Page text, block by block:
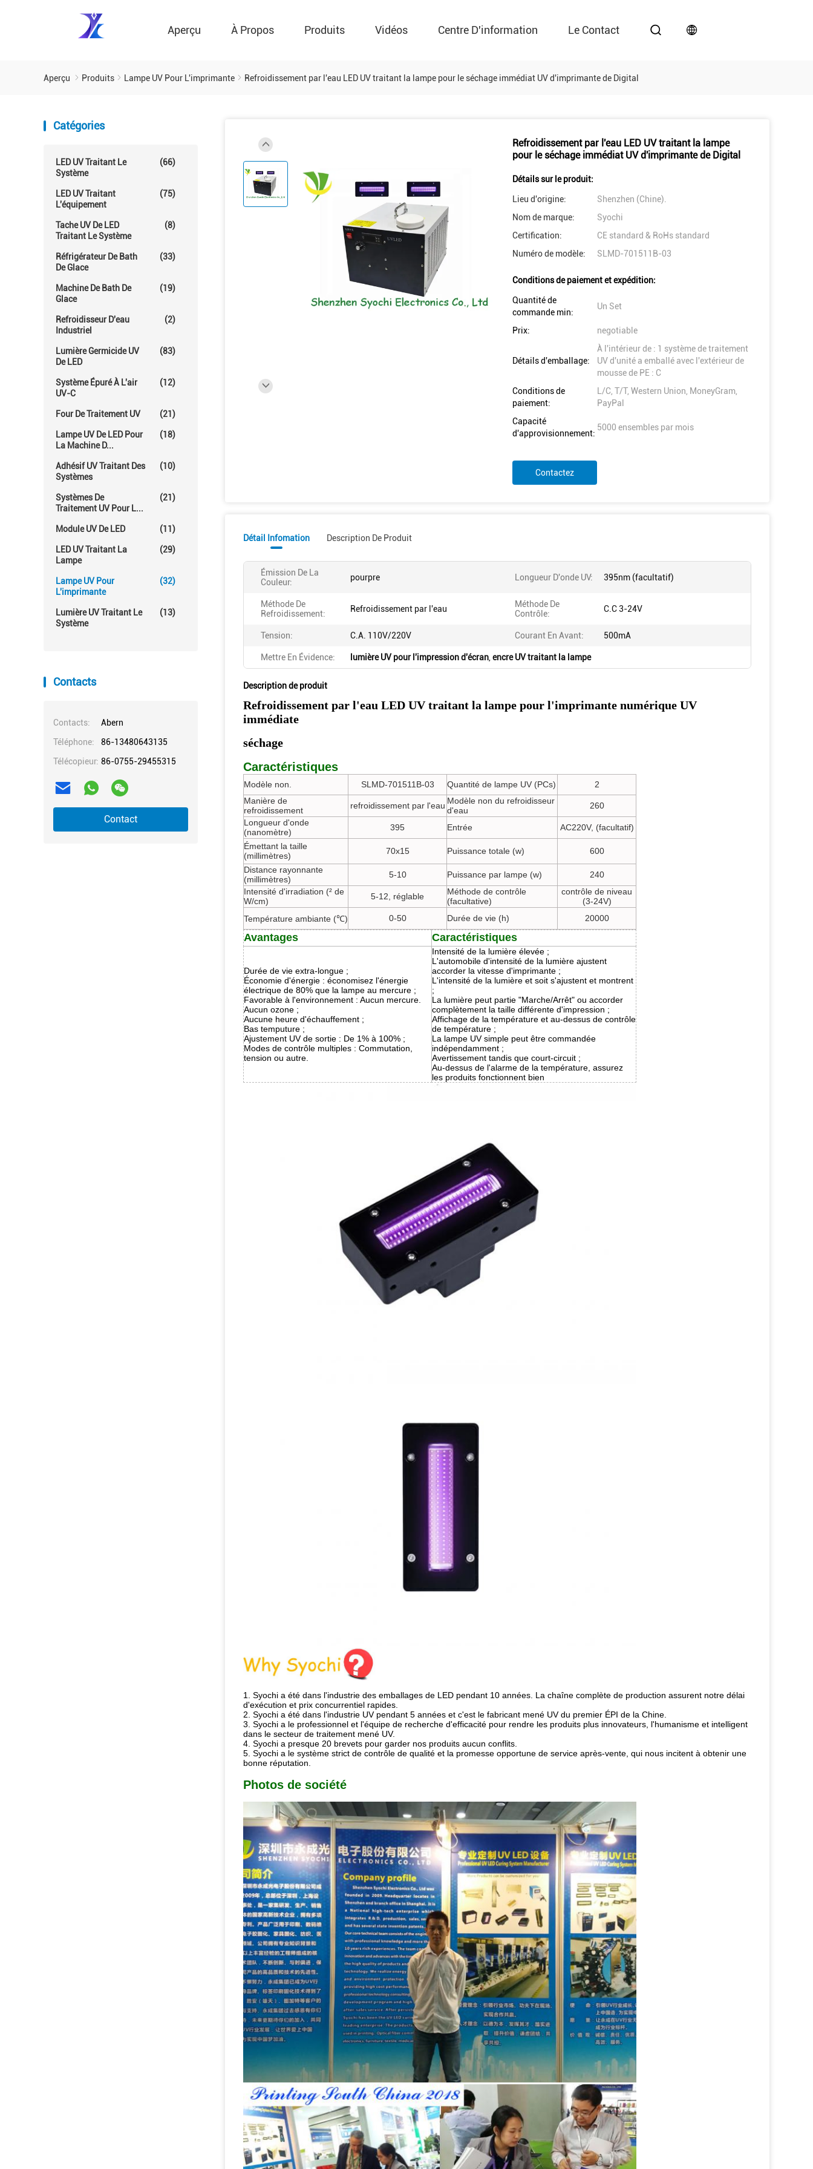
Aperçu À Propos Produits Vidéos Centre D'information Le Contact
Aperçu Produits Lampe UV Pour L'imprimante Refroidissement par l'eau LED UV traitant la lampe pour le séchage immédiat UV d'imprimante de Digital
Catégories
LED UV Traitant Le
Système
(66)
LED UV Traitant
L'équipement
(75)
Tache UV De LED
Traitant Le Système
(8)
Réfrigérateur De Bath
De Glace
(33)
Machine De Bath De
Glace
(19)
Refroidisseur D'eau
Industriel
(2)
Lumière Germicide UV
De LED
(83)
Système Épuré À L'air
UV-C
(12)
Four De Traitement UV (21)
Lampe UV De LED Pour
La Machine D...
(18)
Adhésif UV Traitant Des
Systèmes
(10)
Systèmes De
Traitement UV Pour L...
(21)
Module UV De LED (11)
LED UV Traitant La
Lampe
(29)
Lampe UV Pour
L'imprimante
(32)
Lumière UV Traitant Le
Système
(13)
Contacts
Contacts:
Abern
Téléphone:
86-13480643135
Télécopieur: 86-0755-29455315
Contact
Refroidissement par l'eau LED UV traitant la lampe
pour le séchage immédiat UV d'imprimante de Digital
Détails sur le produit:
Lieu d'origine:
Shenzhen (Chine).
Nom de marque:
Syochi
Certification:
CE standard & RoHs standard
Numéro de modèle:
SLMD-701511B-03
Conditions de paiement et expédition:
Quantité de
commande min:
Un Set
Prix: negotiable
Détails d'emballage:
À l'intérieur de : 1 système de traitement
UV d'unité a emballé avec l'extérieur de
mousse de PE : C
Conditions de
paiement:
L/C, T/T, Western Union, MoneyGram,
PayPal
Capacité
d'approvisionnement:
5000 ensembles par mois
Contactez
Détail Infomation Description De Produit
Émission De La
Couleur:
pourpre Longueur D'onde UV: 395nm (facultatif)
Méthode De
Refroidissement:
Refroidissement par l'eau
Méthode De
Contrôle:
C.C 3-24V
Tension: C.A. 110V/220V Courant En Avant: 500mA
Mettre En Évidence: lumière UV pour l'impression d'écran encre UV traitant la lampe
Description de produit
Refroidissement par l'eau LED UV traitant la lampe pour l'imprimante numérique UV
immédiate
séchage
Caractéristiques
Modèle non. SLMD-701511B-03 Quantité de lampe UV (PCs)
2
Manière de
refroidissement
refroidissement par l'eau Modèle non du refroidisseur
d'eau
260
Longueur d'onde
(nanomètre)
395 Entrée
AC220V, (facultatif)
Émettant la taille
(millimètres)
70x15 Puissance totale (w)
600
Distance rayonnante
(millimètres)
5-10 Puissance par lampe (w)
240
Intensité d'irradiation (² de
W/cm)
5-12, réglable
Méthode de contrôle
(facultative)
contrôle de niveau
(3-24V)
Température ambiante (℃)
0-50 Durée de vie (h) 20000
Avantages Caractéristiques
Durée de vie extra-longue ;
Économie d'énergie : économisez l'énergie
électrique de 80% que la lampe au mercure ;
Favorable à l'environnement : Aucun mercure.
Aucun ozone ;
Aucune heure d'échauffement ;
Bas temputure ;
Ajustement UV de sortie : De 1% à 100% ;
Modes de contrôle multiples : Commutation,
tension ou autre.
Intensité de la lumière élevée ;
L'automobile d'intensité de la lumière ajustent
accorder la vitesse d'imprimante ;
L'intensité de la lumière et soit s'ajustent et montrent
;
La lumière peut partie "Marche/Arrêt" ou accorder
complètement la taille différente d'impression ;
Affichage de la température et au-dessus de contrôle
de température ;
La lampe UV simple peut être commandée
indépendamment ;
Avertissement tandis que court-circuit ;
Au-dessus de l'alarme de la température, assurez
les produits fonctionnent bien
1. Syochi a été dans l'industrie des emballages de LED pendant 10 années. La chaîne complète de production assurent notre délai
d'exécution et prix concurrentiel rapides.
2. Syochi a été dans l'industrie UV pendant 5 années et c'est le fabricant mené UV du premier ÉPI de la Chine.
3. Syochi a le professionnel et l'équipe de recherche d'efficacité pour rendre les produits plus innovateurs, l'humanisme et intelligent
dans le secteur de traitement mené UV.
4. Syochi a presque 20 brevets pour garder nos produits aucun conflits.
5. Syochi a le système strict de contrôle de qualité et la promesse opportune de service après-vente, qui nous incitent à obtenir une
bonne réputation.
Photos de société